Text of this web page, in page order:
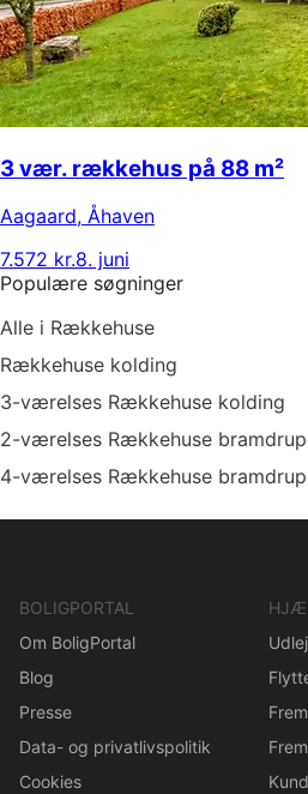
3 vær. rækkehus på 88 m²
Aagaard, Åhaven
7.572 kr.8. juni
Populære søgninger
Alle i Rækkehuse
Rækkehuse kolding
3-værelses Rækkehuse kolding
2-værelses Rækkehuse
4-værelses Rækkehuse
BOLIGPORTAL
Om BoligPortal
Blog
Presse
Data- og privatlivspolitik
Cookies